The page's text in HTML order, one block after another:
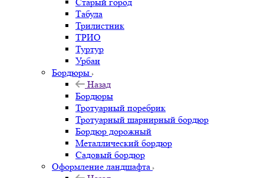
Табула
Трилистник
ТРИО
Туртур
Урбан
Бордюры
Назад
Бордюры
Тротуарный поребрик
Тротуарный шарнирный бордюр
Бордюр дорожный
Металлический бордюр
Садовый бордюр
Оформление ландшафта